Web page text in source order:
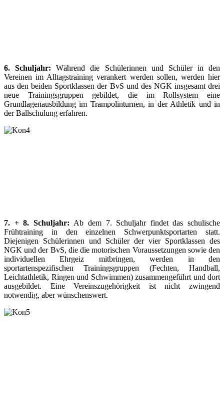
6. Schuljahr: Während die Schülerinnen und Schüler in den
Vereinen im Alltagstraining verankert werden sollen, werden hier
aus den beiden Sportklassen der BvS und des NGK insgesamt drei
neue Trainingsgruppen gebildet, die im Rollsystem eine
Grundlagenausbildung im Trampolinturnen, in der Athletik und in
der Ballschulung erfahren.
7. + 8. Schuljahr: Ab dem 7. Schuljahr findet das schulische
Frühtraining in den einzelnen Schwerpunktsportarten statt.
Diejenigen Schülerinnen und Schüler der vier Sportklassen des
NGK und der BvS, die die motorischen Voraussetzungen sowie den
individuellen Ehrgeiz mitbringen, werden in den
sportartenspezifischen Trainingsgruppen (Fechten, Handball,
Leichtathletik, Ringen und Schwimmen) zusammengeführt und dort
ausgebildet. Eine Vereinszugehörigkeit ist nicht zwingend
notwendig, aber wünschenswert.